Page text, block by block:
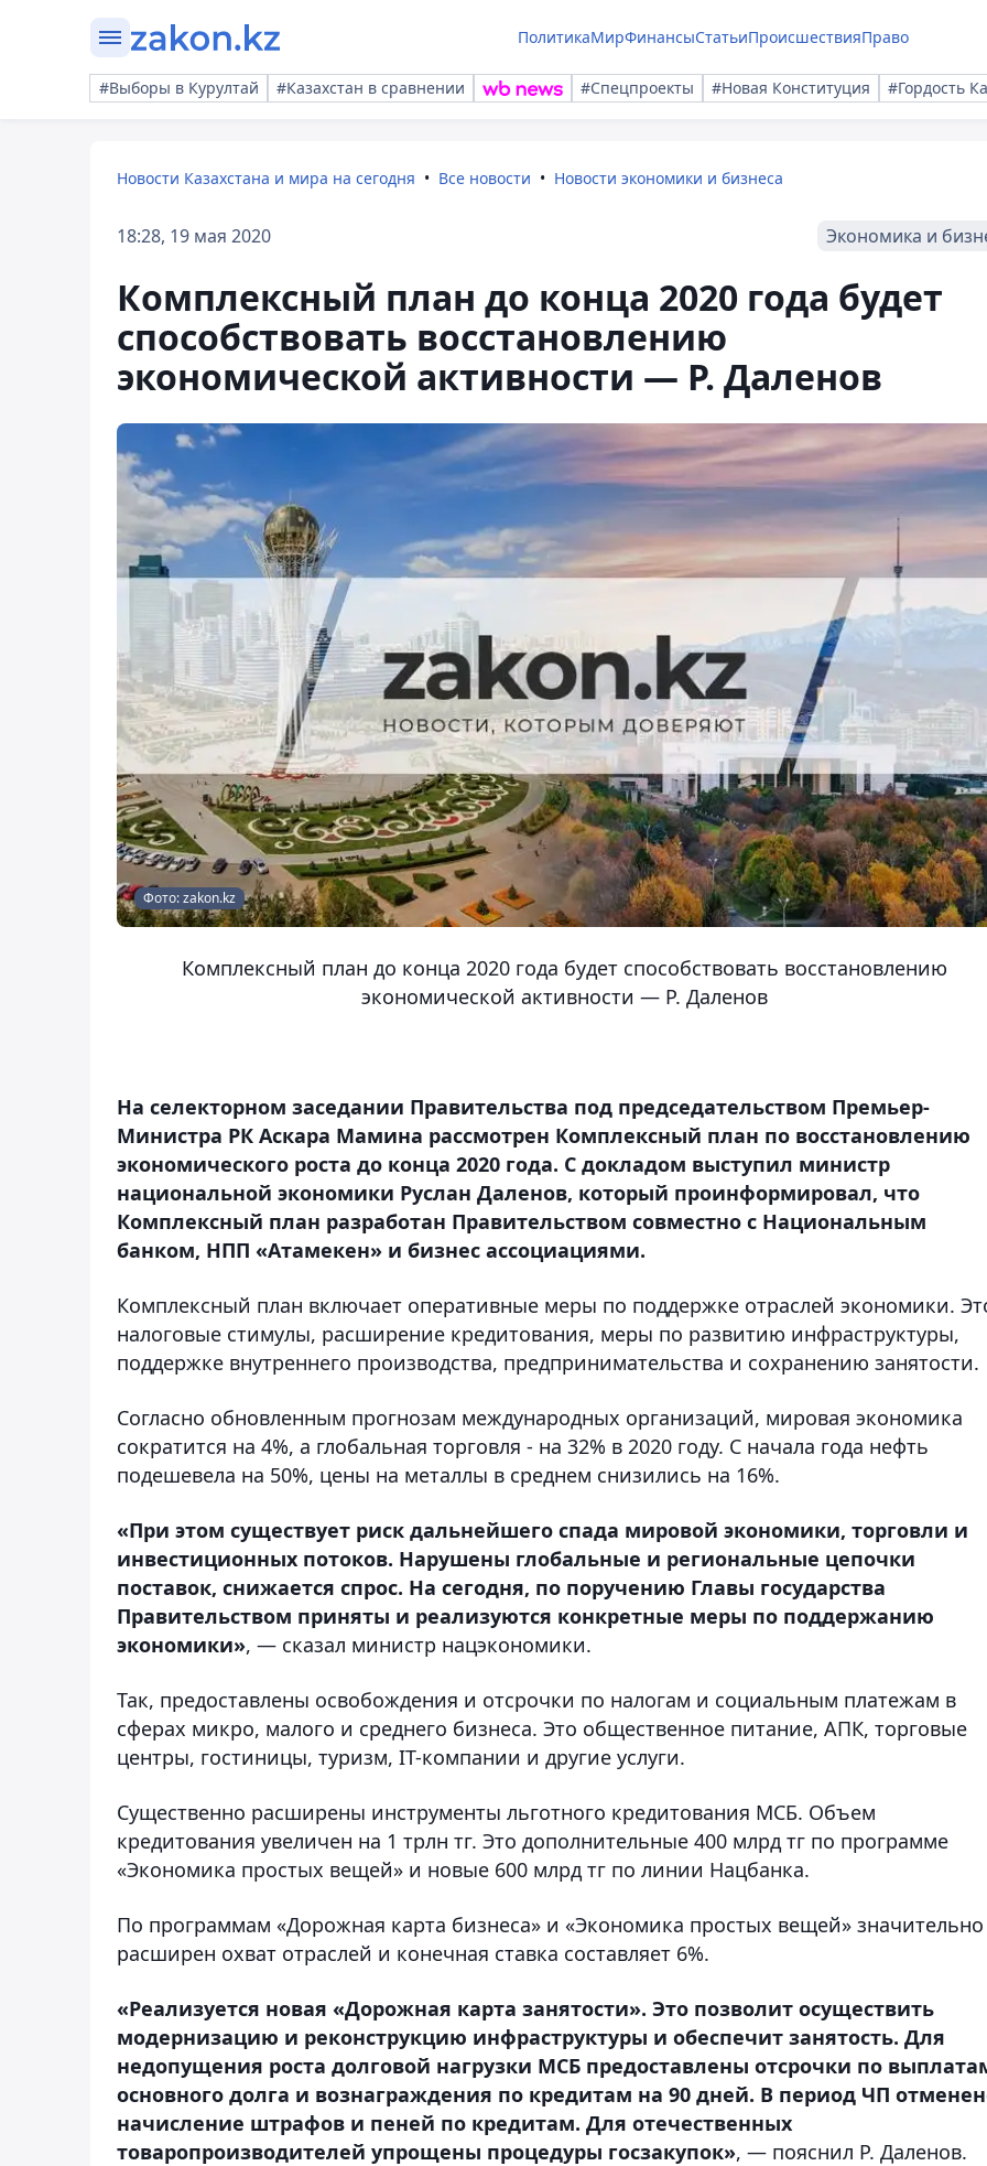
ПолитикаМирФинансыСтатьиПроисшествияПраво
#Выборы в Курултай #Казахстан в сравнении #Спецпроекты #Новая Конституция #Гордость
Новости Казахстана и мира на сегодня Все новости Новости экономики и бизнеса
18:28, 19 мая 2020 Экономика и
Комплексный план до конца 2020 года будет
способствовать восстановлению
экономической активности — Р. Даленов
Фото: zakon.kz
Комплексный план до конца 2020 года будет способствовать восстановлению
экономической активности — Р. Даленов
На селекторном заседании Правительства под председательством Премьер-
Министра РК Аскара Мамина рассмотрен Комплексный план по восстановлению
экономического роста до конца 2020 года. С докладом выступил министр
национальной экономики Руслан Даленов, который проинформировал, что
Комплексный план разработан Правительством совместно с Национальным
банком, НПП «Атамекен» и бизнес ассоциациями.
Комплексный план включает оперативные меры по поддержке отраслей экономики.
налоговые стимулы, расширение кредитования, меры по развитию инфраструктуры,
поддержке внутреннего производства, предпринимательства и сохранению занятости.
Согласно обновленным прогнозам международных организаций, мировая экономика
сократится на 4%, а глобальная торговля - на 32% в 2020 году. С начала года нефть
подешевела на 50%, цены на металлы в среднем снизились на 16%.
«При этом существует риск дальнейшего спада мировой экономики, торговли и
инвестиционных потоков. Нарушены глобальные и региональные цепочки
поставок, снижается спрос. На сегодня, по поручению Главы государства
Правительством приняты и реализуются конкретные меры по поддержанию
экономики», — сказал министр нацэкономики.
Так, предоставлены освобождения и отсрочки по налогам и социальным платежам в
сферах микро, малого и среднего бизнеса. Это общественное питание, АПК, торговые
центры, гостиницы, туризм, IT-компании и другие услуги.
Существенно расширены инструменты льготного кредитования МСБ. Объем
кредитования увеличен на 1 трлн тг. Это дополнительные 400 млрд тг по программе
«Экономика простых вещей» и новые 600 млрд тг по линии Нацбанка.
По программам «Дорожная карта бизнеса» и «Экономика простых вещей» значительно
расширен охват отраслей и конечная ставка составляет 6%.
«Реализуется новая «Дорожная карта занятости». Это позволит осуществить
модернизацию и реконструкцию инфраструктуры и обеспечит занятость. Для
недопущения роста долговой нагрузки МСБ предоставлены отсрочки по
основного долга и вознаграждения по кредитам на 90 дней. В период ЧП
начисление штрафов и пеней по кредитам. Для отечественных
товаропроизводителей упрощены процедуры госзакупок», — пояснил Р. Даленов.